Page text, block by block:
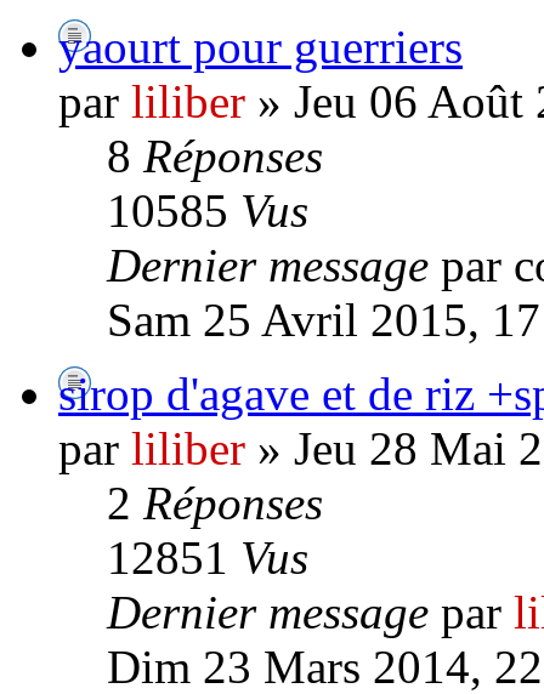
yaourt pour guerriers
par liliber » Jeu 06 Août
8 Réponses
10585 Vus
Dernier message par
Sam 25 Avril 2015,
sirop d'agave et de riz
par liliber » Jeu 28 Mai
2 Réponses
12851 Vus
Dernier message par
Dim 23 Mars 2014,